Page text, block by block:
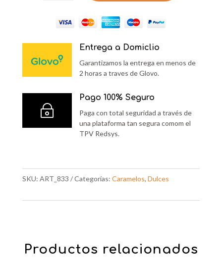
CITRICOS
UND
cantidad
Entrega a Domiclio
Garantizamos la entrega en menos de
2 horas a traves de Glovo.
~
Pago 100% Seguro
Paga con total seguridad a través de
una plataforma tan segura comom el
TPV Redsys.
SKU: ART_833 Categorías: Caramelos, Dulces
Productos relacionados